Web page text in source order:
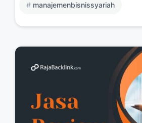
manajemenbisnissyariah